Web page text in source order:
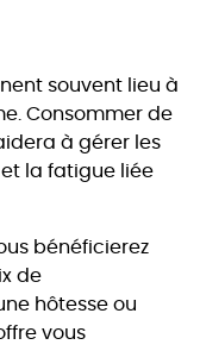
souvent lieu à
Consommer de
à gérer les
la fatigue liée
bénéficierez
de
hôtesse ou
vous